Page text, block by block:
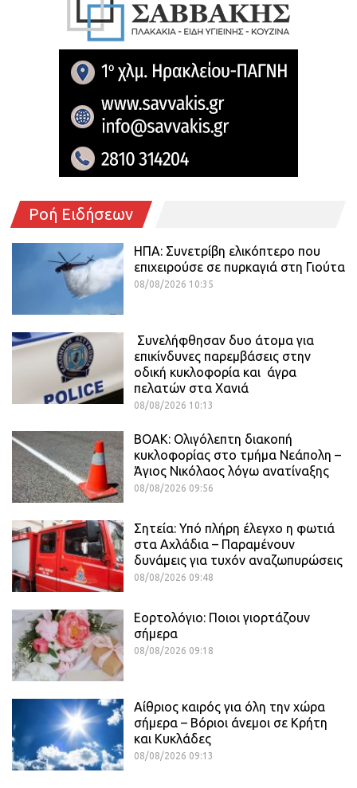
Ροή Ειδήσεων
ΗΠΑ: Συνετρίβη ελικόπτερο που
επιχειρούσε σε πυρκαγιά στη Γιούτα
08/08/2026 10:35
Συνελήφθησαν δυο άτομα για
επικίνδυνες παρεμβάσεις στην
οδική κυκλοφορία και άγρα
πελατών στα Χανιά
08/08/2026 10:13
ΒΟΑΚ: Ολιγόλεπτη διακοπή
κυκλοφορίας στο τμήμα Νεάπολη –
Άγιος Νικόλαος λόγω ανατίναξης
08/08/2026 09:56
Σητεία: Υπό πλήρη έλεγχο η φωτιά
στα Αχλάδια – Παραμένουν
δυνάμεις για τυχόν αναζωπυρώσεις
08/08/2026 09:48
Εορτολόγιο: Ποιοι γιορτάζουν
σήμερα
08/08/2026 09:18
Αίθριος καιρός για όλη την χώρα
σήμερα – Βόριοι άνεμοι σε Κρήτη
και Κυκλάδες
08/08/2026 09:13